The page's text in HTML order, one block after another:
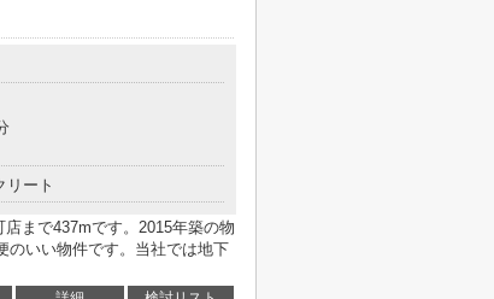
リート
まで437mです。2015年築の物
のいい物件です。当社では地下